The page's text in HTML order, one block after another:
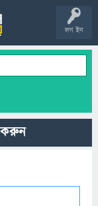
লগ ইন
করুন